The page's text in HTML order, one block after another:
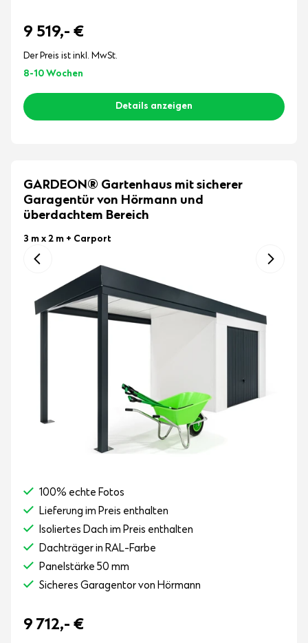
9 519,- €
Der Preis ist inkl. MwSt.
8-10 Wochen
Details anzeigen
GARDEON® Gartenhaus mit sicherer
Garagentür von Hörmann und
überdachtem Bereich
3 m x 2 m + Carport
100% echte Fotos
Lieferung im Preis enthalten
Isoliertes Dach im Preis enthalten
Dachträger in RAL-Farbe
Panelstärke 50 mm
Sicheres Garagentor von Hörmann
9 712,- €